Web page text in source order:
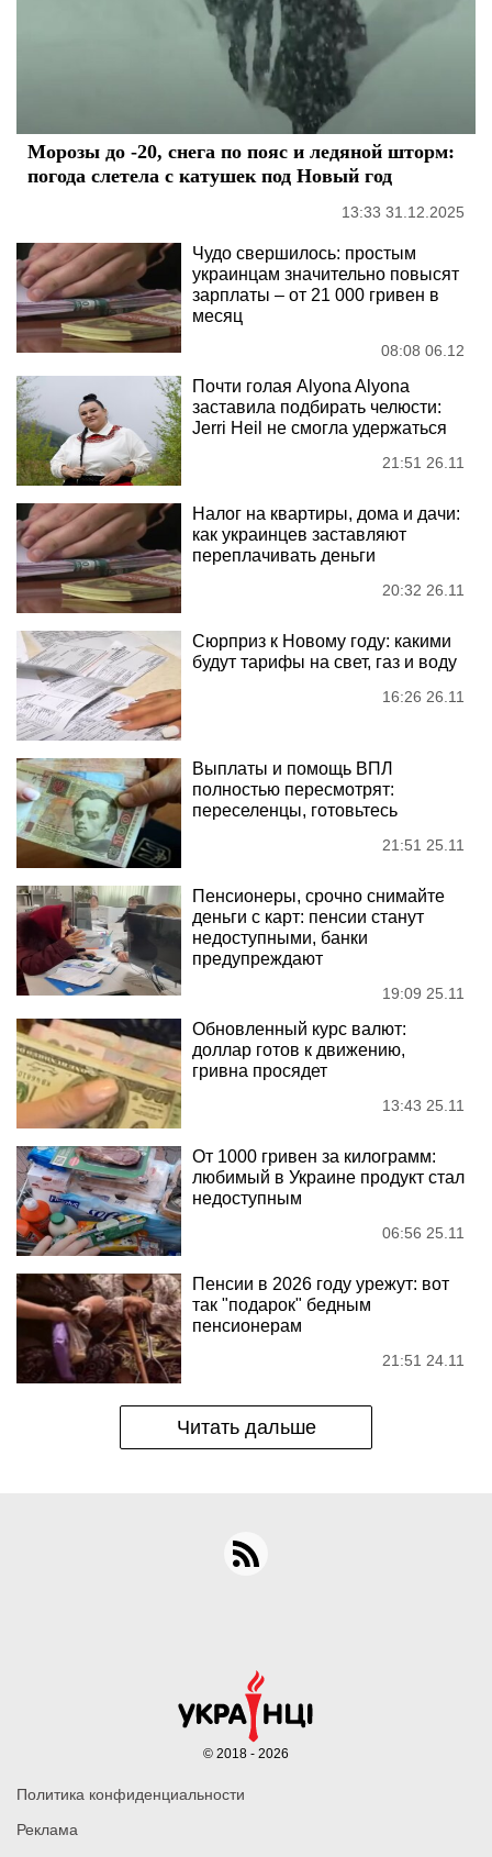
Морозы до -20, снега по пояс и ледяной шторм:
погода слетела с катушек под Новый год
13:33 31.12.2025
Чудо свершилось: простым
украинцам значительно повысят
зарплаты – от 21 000 гривен в
месяц
08:08 06.12
Почти голая Alyona Alyona
заставила подбирать челюсти:
Jerri Heil не смогла удержаться
21:51 26.11
Налог на квартиры, дома и дачи:
как украинцев заставляют
переплачивать деньги
20:32 26.11
Сюрприз к Новому году: какими
будут тарифы на свет, газ и воду
16:26 26.11
Выплаты и помощь ВПЛ
полностью пересмотрят:
переселенцы, готовьтесь
21:51 25.11
Пенсионеры, срочно снимайте
деньги с карт: пенсии станут
недоступными, банки
предупреждают
19:09 25.11
Обновленный курс валют:
доллар готов к движению,
гривна просядет
13:43 25.11
От 1000 гривен за килограмм:
любимый в Украине продукт стал
недоступным
06:56 25.11
Пенсии в 2026 году урежут: вот
так "подарок" бедным
пенсионерам
21:51 24.11
Читать дальше
Политика конфиденциальности
Реклама
© 2018 - 2026